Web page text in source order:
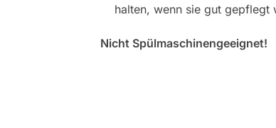
halten, wenn sie gut gepflegt
Nicht Spülmaschinengeeignet!